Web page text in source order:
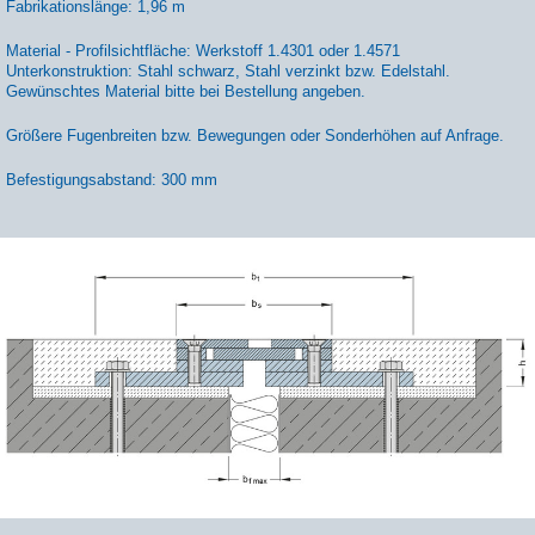
Fabrikationslänge: 1,96 m
Material - Profilsichtfläche: Werkstoff 1.4301 oder 1.4571
Unterkonstruktion: Stahl schwarz, Stahl verzinkt bzw. Edelstahl.
Gewünschtes Material bitte bei Bestellung angeben.
Größere Fugenbreiten bzw. Bewegungen oder Sonderhöhen auf Anfrage.
Befestigungsabstand: 300 mm